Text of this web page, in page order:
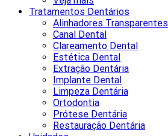
Tratamentos Dentários
Alinhadores Transparentes
Canal Dental
Clareamento Dental
Estética Dental
Extração Dentária
Implante Dental
Limpeza Dentária
Ortodontia
Prótese Dentária
Restauração Dentária